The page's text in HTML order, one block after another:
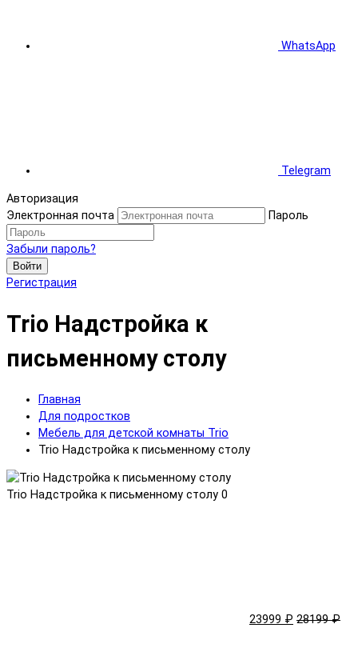
WhatsApp
Telegram
Авторизация
Электронная почта
Пароль
Забыли пароль?
Войти
Регистрация
Trio Надстройка к
письменному столу
Главная
Для подростков
Мебель для детской комнаты Trio
Trio Надстройка к письменному столу
Trio Надстройка к письменному столу 0
23999 ₽ 28199 ₽